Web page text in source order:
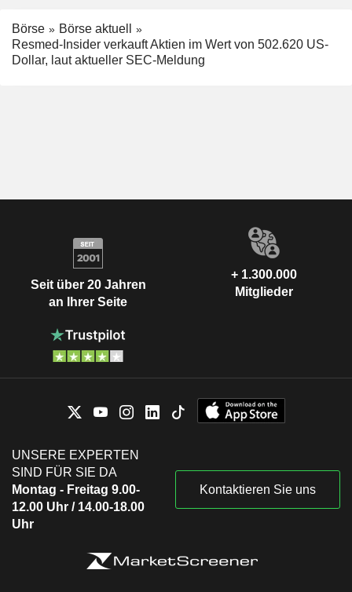
Börse
Börse aktuell
Resmed-Insider verkauft Aktien im Wert von 502.620 US-
Dollar, laut aktueller SEC-Meldung
Seit über 20 Jahren
an Ihrer Seite
+ 1.300.000
Mitglieder
UNSERE EXPERTEN
SIND FÜR SIE DA
Montag - Freitag 9.00-
12.00 Uhr / 14.00-18.00
Uhr
Kontaktieren Sie uns